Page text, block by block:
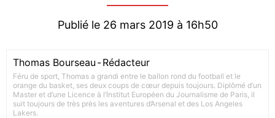
Publié le 26 mars 2019 à 16h50
Thomas Bourseau -Rédacteur
Féru de sport, Thomas a grandi entre le ballon rond du football et le
orange du basket, ses deux coups de cœur depuis toujours. Diplômé d’un
Master et d’une Licence à l’Institut Européen du Journalisme de Paris, il
suit toujours de très près les aventures d’Arsenal et des Los Angeles
Lakers.